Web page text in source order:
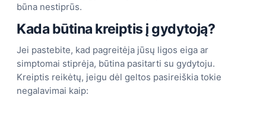
būna nestiprūs.
Kada būtina kreiptis į gydytoją?
Jei pastebite, kad pagreitėja jūsų ligos eiga ar
simptomai stiprėja, būtina pasitarti su gydytoju.
Kreiptis reikėtų, jeigu dėl geltos pasireiškia tokie
negalavimai kaip: